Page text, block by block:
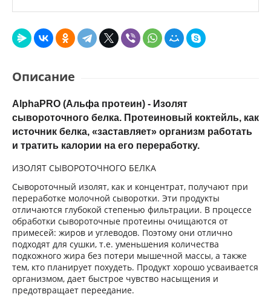
Описание
AlphaPRO (Альфа протеин) - Изолят
сывороточного белка. Протеиновый коктейль, как
источник белка, «заставляет» организм работать
и тратить калории на его переработку.
ИЗОЛЯТ СЫВОРОТОЧНОГО БЕЛКА
Сывороточный изолят, как и концентрат, получают при
переработке молочной сыворотки. Эти продукты
отличаются глубокой степенью фильтрации. В процессе
обработки сывороточные протеины очищаются от
примесей: жиров и углеводов. Поэтому они отлично
подходят для сушки, т.е. уменьшения количества
подкожного жира без потери мышечной массы, а также
тем, кто планирует похудеть. Продукт хорошо усваивается
организмом, дает быстрое чувство насыщения и
предотвращает переедание.